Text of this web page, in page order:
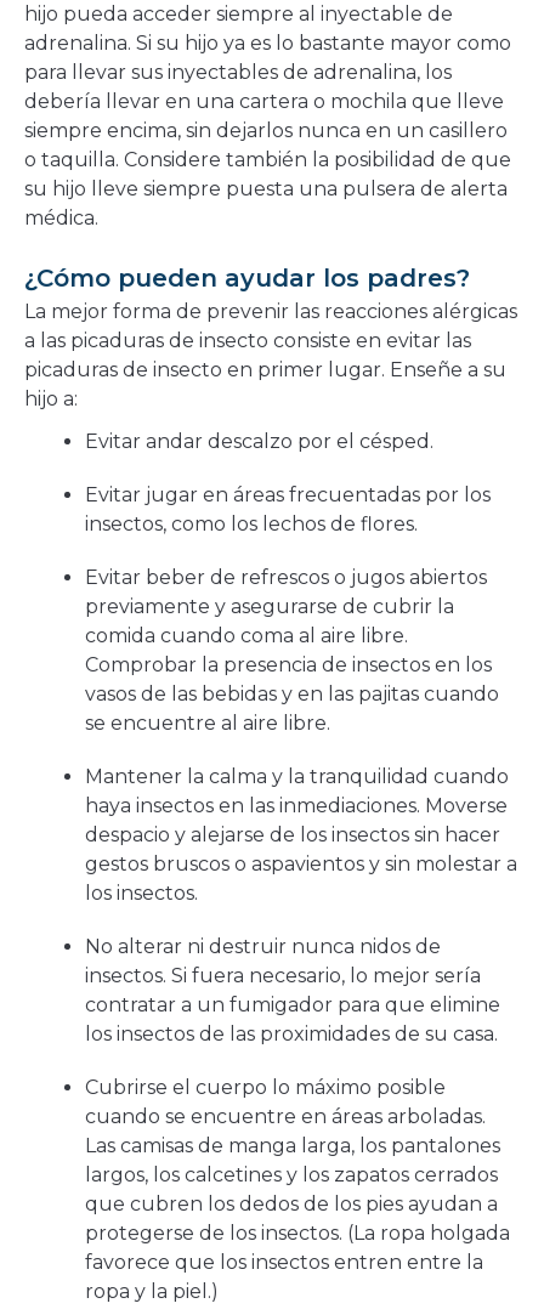
hijo pueda acceder siempre al inyectable de
adrenalina. Si su hijo ya es lo bastante mayor como
para llevar sus inyectables de adrenalina, los
debería llevar en una cartera o mochila que lleve
siempre encima, sin dejarlos nunca en un casillero
o taquilla. Considere también la posibilidad de que
su hijo lleve siempre puesta una pulsera de alerta
médica.
¿Cómo pueden ayudar los padres?
La mejor forma de prevenir las reacciones alérgicas
a las picaduras de insecto consiste en evitar las
picaduras de insecto en primer lugar. Enseñe a su
hijo a:
Evitar andar descalzo por el césped.
Evitar jugar en áreas frecuentadas por los
insectos, como los lechos de flores.
Evitar beber de refrescos o jugos abiertos
previamente y asegurarse de cubrir la
comida cuando coma al aire libre.
Comprobar la presencia de insectos en los
vasos de las bebidas y en las pajitas cuando
se encuentre al aire libre.
Mantener la calma y la tranquilidad cuando
haya insectos en las inmediaciones. Moverse
despacio y alejarse de los insectos sin hacer
gestos bruscos o aspavientos y sin molestar a
los insectos.
No alterar ni destruir nunca nidos de
insectos. Si fuera necesario, lo mejor sería
contratar a un fumigador para que elimine
los insectos de las proximidades de su casa.
Cubrirse el cuerpo lo máximo posible
cuando se encuentre en áreas arboladas.
Las camisas de manga larga, los pantalones
largos, los calcetines y los zapatos cerrados
que cubren los dedos de los pies ayudan a
protegerse de los insectos. (La ropa holgada
favorece que los insectos entren entre la
ropa y la piel.)